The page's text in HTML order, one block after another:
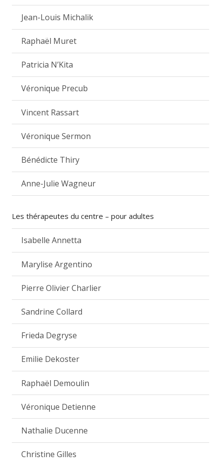
Jean-Louis Michalik
Raphaël Muret
Patricia N’Kita
Véronique Precub
Vincent Rassart
Véronique Sermon
Bénédicte Thiry
Anne-Julie Wagneur
Les thérapeutes du centre – pour adultes
Isabelle Annetta
Marylise Argentino
Pierre Olivier Charlier
Sandrine Collard
Frieda Degryse
Emilie Dekoster
Raphaël Demoulin
Véronique Detienne
Nathalie Ducenne
Christine Gilles